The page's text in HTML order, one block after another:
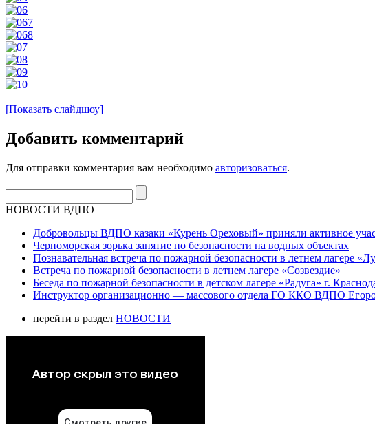
[Показать слайдшоу]
Добавить комментарий
Для отправки комментария вам необходимо авторизоваться.
НОВОСТИ ВДПО
Добровольцы ВДПО казаки «Курень Ореховый» приняли активное
Черноморская зорька занятие по безопасности на водных объектах
Познавательная встреча по пожарной безопасности в летнем лагере
Встреча по пожарной безопасности в летнем лагере «Созвездие»
Беседа по пожарной безопасности в детском лагере «Радуга» г.
Инструктор организационно — массового отдела ГО ККО ВДПО
перейти в раздел НОВОСТИ